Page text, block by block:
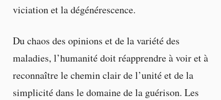
viciation et la dégénérescence.
Du chaos des opinions et de la variété des
maladies, l’humanité doit réapprendre à voir et à
reconnaître le chemin clair de l’unité et de la
simplicité dans le domaine de la guérison. Les